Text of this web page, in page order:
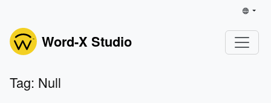
Word-X Studio
Tag: Null